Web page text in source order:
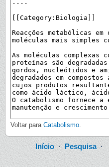
Voltar para Catabolismo.
Início·Pesquisa·